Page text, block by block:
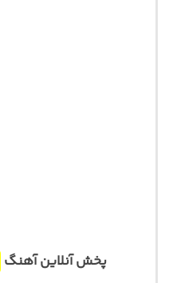
پخش آنلاین آهنگ